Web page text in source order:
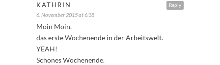
Reply
KATHRIN
6. November 2015 at 6:38
Moin Moin,
das erste Wochenende in der Arbeitswelt.
YEAH!
Schönes Wochenende.